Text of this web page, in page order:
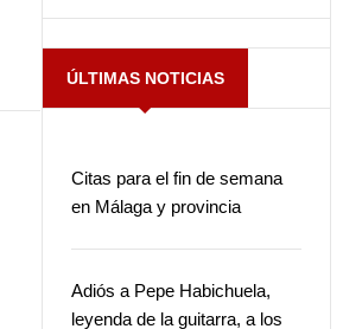
ÚLTIMAS NOTICIAS
Citas para el fin de semana
en Málaga y provincia
Adiós a Pepe Habichuela,
leyenda de la guitarra, a los